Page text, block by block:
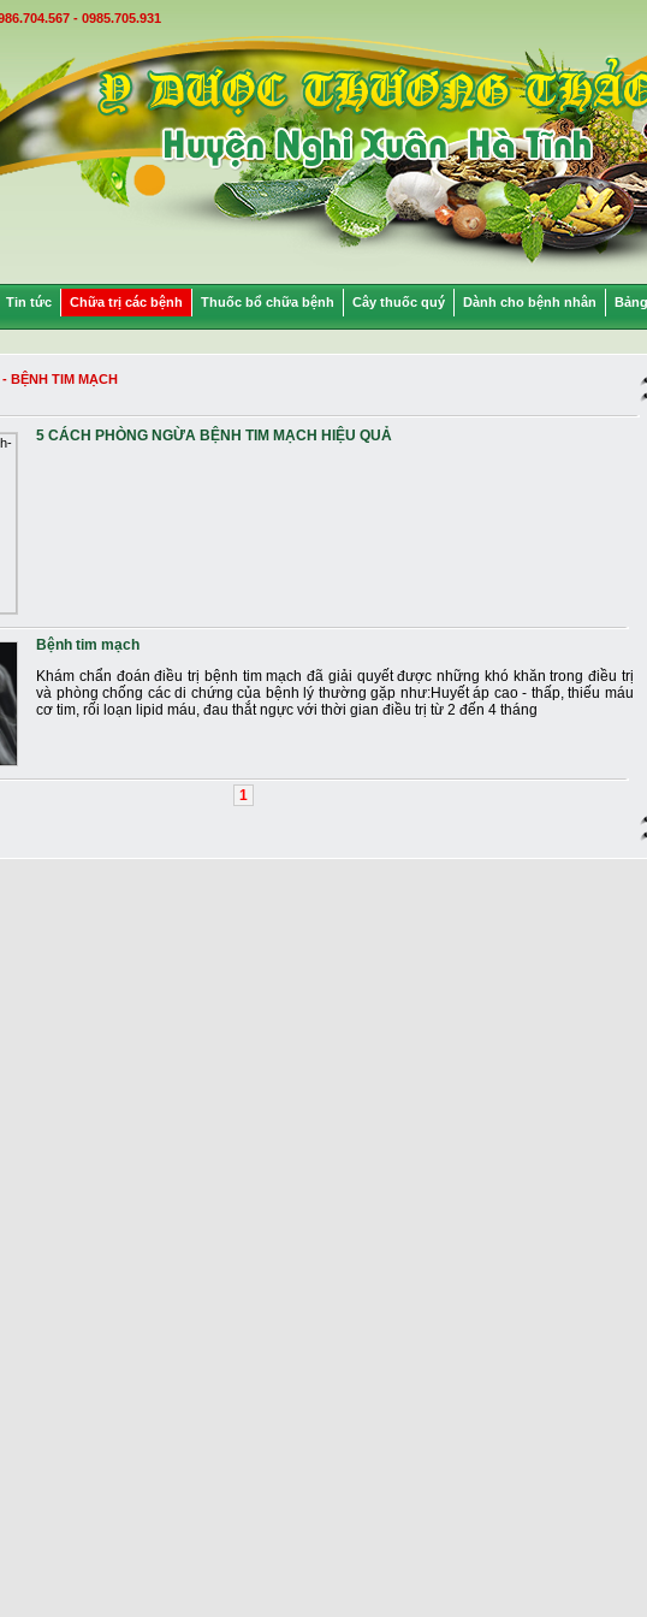
- 0985.705.931
Tin tức Chữa trị các bệnh Thuốc bổ chữa bệnh Cây thuốc quý Dành cho bệnh nhân
- BỆNH TIM MẠCH
5 CÁCH PHÒNG NGỪA BỆNH TIM MẠCH HIỆU QUẢ
Bệnh tim mạch
Khám chẩn đoán điều trị bệnh tim mạch đã giải quyết được những khó khăn trong điều trị
và phòng chống các di chứng của bệnh lý thường gặp như:Huyết áp cao - thấp, thiếu máu
cơ tim, rối loạn lipid máu, đau thắt ngực với thời gian điều trị từ 2 đến 4 tháng
1